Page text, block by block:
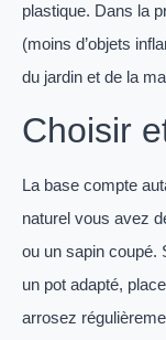
plastique. Dans la
(moins d’objets
du jardin et de la
Choisir
La base compte
naturel vous avez
ou un sapin coupé.
un pot adapté,
arrosez